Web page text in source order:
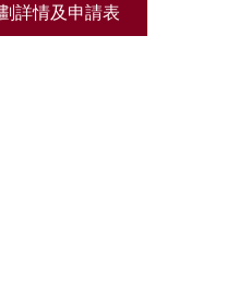
詳情及申請表